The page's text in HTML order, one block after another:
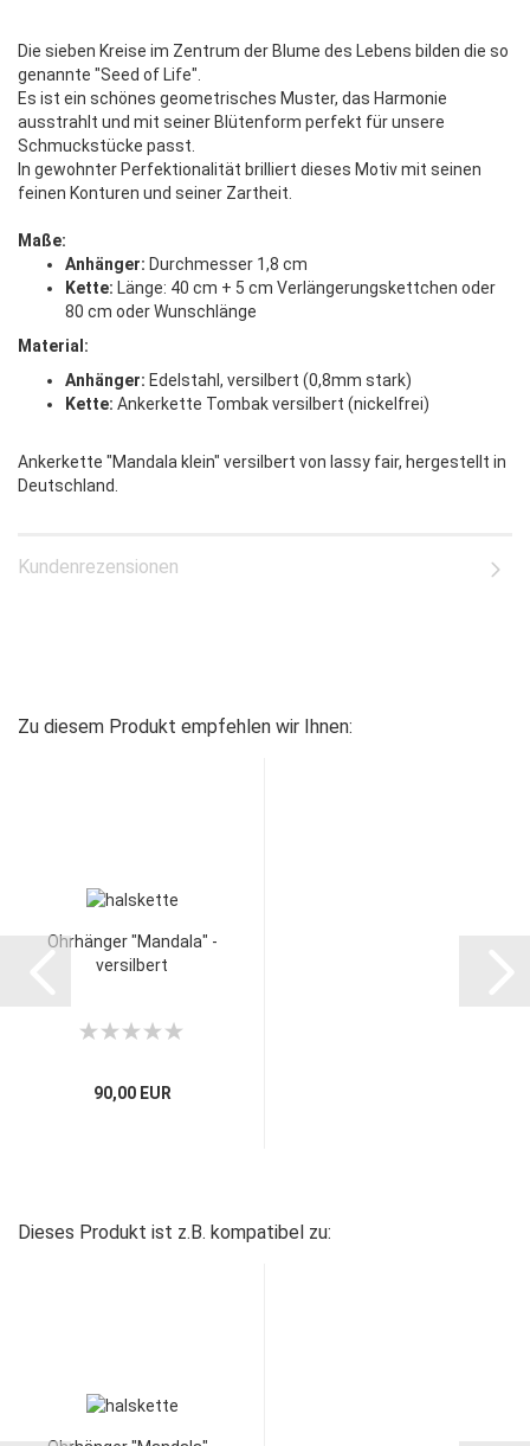
Die sieben Kreise im Zentrum der Blume des Lebens bilden die so
genannte "Seed of Life".
Es ist ein schönes geometrisches Muster, das Harmonie
ausstrahlt und mit seiner Blütenform perfekt für unsere
Schmuckstücke passt.
In gewohnter Perfektionalität brilliert dieses Motiv mit seinen
feinen Konturen und seiner Zartheit.
Maße:
Anhänger: Durchmesser 1,8 cm
Kette: Länge: 40 cm + 5 cm Verlängerungskettchen oder
80 cm oder Wunschlänge
Material:
Anhänger: Edelstahl, versilbert (0,8mm stark)
Kette: Ankerkette Tombak versilbert (nickelfrei)
Ankerkette "Mandala klein" versilbert von lassy fair, hergestellt in
Deutschland.
Kundenrezensionen
Zu diesem Produkt empfehlen wir Ihnen:
Ohrhänger "Mandala" -
versilbert
90,00 EUR
Dieses Produkt ist z.B. kompatibel zu: